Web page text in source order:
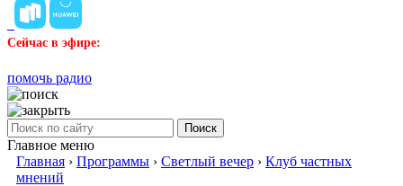
Сейчас в эфире:
помочь радио
Поиск
Главное меню
Главная › Программы › Светлый вечер › Клуб частных
мнений